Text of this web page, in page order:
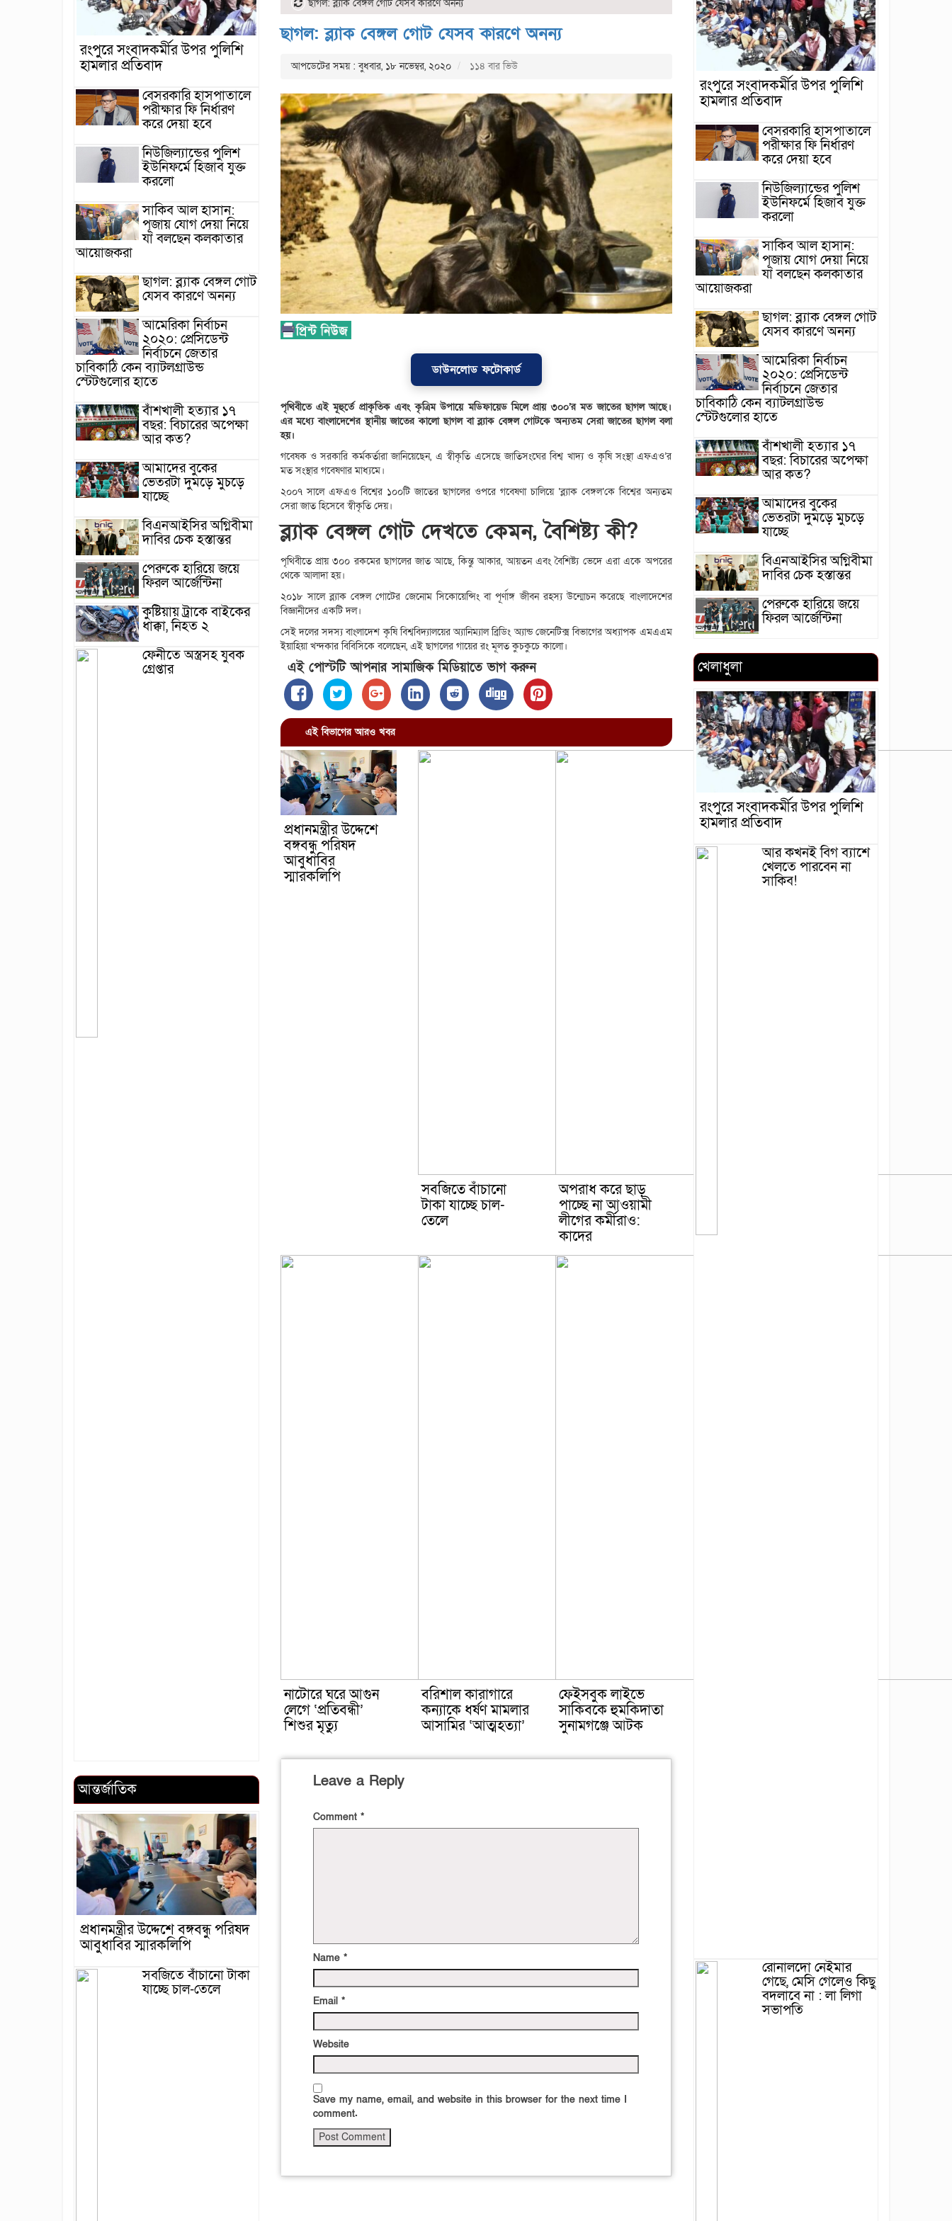
রংপুরে সংবাদকর্মীর উপর পুলিশি
হামলার প্রতিবাদ
বেসরকারি হাসপাতালে
পরীক্ষার ফি নির্ধারণ
করে দেয়া হবে
নিউজিল্যান্ডের পুলিশ
ইউনিফর্মে হিজাব যুক্ত
করলো
সাকিব আল হাসান:
পূজায় যোগ দেয়া নিয়ে
যা বলছেন কলকাতার
আয়োজকরা
ছাগল: ব্ল্যাক বেঙ্গল গোট
যেসব কারণে অনন্য
আমেরিকা নির্বাচন
২০২০: প্রেসিডেন্ট
নির্বাচনে জেতার
চাবিকাঠি কেন ব্যাটলগ্রাউন্ড
স্টেটগুলোর হাতে
বাঁশখালী হত্যার ১৭
বছর: বিচারের অপেক্ষা
আর কত?
আমাদের বুকের
ভেতরটা দুমড়ে মুচড়ে
যাচ্ছে
বিএনআইসির অগ্নিবীমা
দাবির চেক হস্তান্তর
পেরুকে হারিয়ে জয়ে
ফিরল আর্জেন্টিনা
কুষ্টিয়ায় ট্রাকে বাইকের
ধাক্কা, নিহত ২
ফেনীতে অস্ত্রসহ যুবক
গ্রেপ্তার
আন্তর্জাতিক
প্রধানমন্ত্রীর উদ্দেশে বঙ্গবন্ধু পরিষদ
আবুধাবির স্মারকলিপি
সবজিতে বাঁচানো টাকা
যাচ্ছে চাল-তেলে
ছাগল: ব্ল্যাক বেঙ্গল গোট যেসব কারণে অনন্য
ছাগল: ব্ল্যাক বেঙ্গল গোট যেসব কারণে অনন্য
আপডেটের সময় : বুধবার, ১৮ নভেম্বর, ২০২০ ১১৪ বার ভিউ
ডাউনলোড ফটোকার্ড
পৃথিবীতে এই মূহুর্তে প্রাকৃতিক এবং কৃত্রিম উপায়ে মডিফায়েড মিলে প্রায় ৩০০’র মত জাতের ছাগল আছে।
এর মধ্যে বাংলাদেশের স্থানীয় জাতের কালো ছাগল বা ব্ল্যাক বেঙ্গল গোটকে অন্যতম সেরা জাতের ছাগল বলা
হয়।
গবেষক ও সরকারি কর্মকর্তারা জানিয়েছেন, এ স্বীকৃতি এসেছে জাতিসংঘের বিশ্ব খাদ্য ও কৃষি সংস্থা এফএও’র
মত সংস্থার গবেষণার মাধ্যমে।
২০০৭ সালে এফএও বিশ্বের ১০০টি জাতের ছাগলের ওপরে গবেষণা চালিয়ে ‘ব্ল্যাক বেঙ্গল’কে বিশ্বের অন্যতম
সেরা জাত হিসেবে স্বীকৃতি দেয়।
ব্ল্যাক বেঙ্গল গোট দেখতে কেমন, বৈশিষ্ট্য কী?
পৃথিবীতে প্রায় ৩০০ রকমের ছাগলের জাত আছে, কিন্তু আকার, আয়তন এবং বৈশিষ্ট্য ভেদে এরা একে অপরের
থেকে আলাদা হয়।
২০১৮ সালে ব্ল্যাক বেঙ্গল গোটের জেনোম সিকোয়েন্সিং বা পূর্ণাঙ্গ জীবন রহস্য উন্মোচন করেছে বাংলাদেশের
বিজ্ঞানীদের একটি দল।
সেই দলের সদস্য বাংলাদেশ কৃষি বিশ্ববিদ্যালয়ের অ্যানিম্যাল ব্রিডিং অ্যান্ড জেনেটিক্স বিভাগের অধ্যাপক এমএএম
ইয়াহিয়া খন্দকার বিবিসিকে বলেছেন, এই ছাগলের গায়ের রং মূলত কুচকুচে কালো।
এই পোস্টটি আপনার সামাজিক মিডিয়াতে ভাগ করুন
এই বিভাগের আরও খবর
প্রধানমন্ত্রীর উদ্দেশে
বঙ্গবন্ধু পরিষদ
আবুধাবির
স্মারকলিপি
সবজিতে বাঁচানো
টাকা যাচ্ছে চাল-
তেলে
অপরাধ করে ছাড়
পাচ্ছে না আওয়ামী
লীগের কর্মীরাও:
কাদের
নাটোরে ঘরে আগুন
লেগে ‘প্রতিবন্ধী’
শিশুর মৃত্যু
বরিশাল কারাগারে
কন্যাকে ধর্ষণ মামলার
আসামির ‘আত্মহত্যা’
ফেইসবুক লাইভে
সাকিবকে হুমকিদাতা
সুনামগঞ্জে আটক
Leave a Reply
Comment *
Name *
Email *
Website
Save my name, email, and website in this browser for the next time I
comment.
রংপুরে সংবাদকর্মীর উপর পুলিশি
হামলার প্রতিবাদ
বেসরকারি হাসপাতালে
পরীক্ষার ফি নির্ধারণ
করে দেয়া হবে
নিউজিল্যান্ডের পুলিশ
ইউনিফর্মে হিজাব যুক্ত
করলো
সাকিব আল হাসান:
পূজায় যোগ দেয়া নিয়ে
যা বলছেন কলকাতার
আয়োজকরা
ছাগল: ব্ল্যাক বেঙ্গল গোট
যেসব কারণে অনন্য
আমেরিকা নির্বাচন
২০২০: প্রেসিডেন্ট
নির্বাচনে জেতার
চাবিকাঠি কেন ব্যাটলগ্রাউন্ড
স্টেটগুলোর হাতে
বাঁশখালী হত্যার ১৭
বছর: বিচারের অপেক্ষা
আর কত?
আমাদের বুকের
ভেতরটা দুমড়ে মুচড়ে
যাচ্ছে
বিএনআইসির অগ্নিবীমা
দাবির চেক হস্তান্তর
পেরুকে হারিয়ে জয়ে
ফিরল আর্জেন্টিনা
খেলাধুলা
রংপুরে সংবাদকর্মীর উপর পুলিশি
হামলার প্রতিবাদ
আর কখনই বিগ ব্যাশে
খেলতে পারবেন না
সাকিব!
রোনালদো নেইমার
গেছে, মেসি গেলেও কিছু
বদলাবে না : লা লিগা
সভাপতি